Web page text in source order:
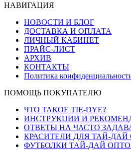
НАВИГАЦИЯ
НОВОСТИ И БЛОГ
ДОСТАВКА И ОПЛАТА
ЛИЧНЫЙ КАБИНЕТ
ПРАЙС-ЛИСТ
АРХИВ
КОНТАКТЫ
Политика
ПОМОЩЬ ПОКУПАТЕЛЮ
ЧТО ТАКОЕ TIE-DYE?
ИНСТРУКЦИИ И
ОТВЕТЫ НА ЧАСТО
КРАСИТЕЛИ ДЛЯ ТАЙ-
ФУТБОЛКИ ТАЙ-ДАЙ